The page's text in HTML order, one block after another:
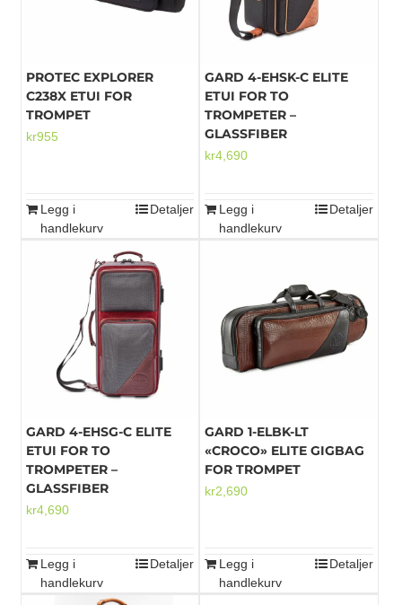
PROTEC EXPLORER
C238X ETUI FOR
TROMPET
kr955
Legg i
handlekurv
Detaljer
GARD 4-EHSK-C ELITE
ETUI FOR TO
TROMPETER –
GLASSFIBER
kr4,690
Legg i
handlekurv
Detaljer
GARD 4-EHSG-C ELITE
ETUI FOR TO
TROMPETER –
GLASSFIBER
kr4,690
Legg i
handlekurv
Detaljer
GARD 1-ELBK-LT
«CROCO» ELITE GIGBAG
FOR TROMPET
kr2,690
Legg i
handlekurv
Detaljer